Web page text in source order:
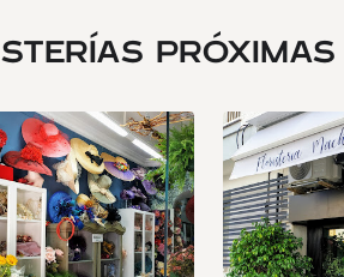
PRÓXIMAS